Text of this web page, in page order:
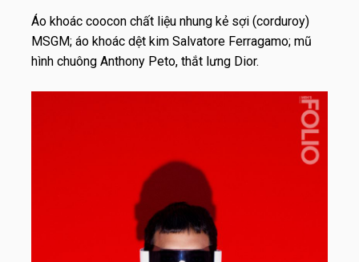
Áo khoác coocon chất liệu nhung kẻ sợi (corduroy)
MSGM; áo khoác dệt kim Salvatore Ferragamo; mũ
hình chuông Anthony Peto, thắt lưng Dior.